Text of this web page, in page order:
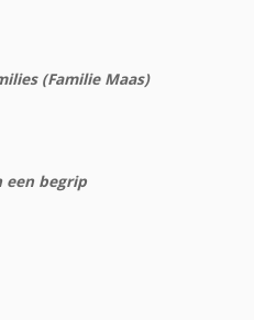
(Familie Maas)
een begrip